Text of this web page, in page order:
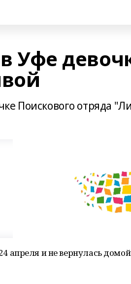
Уфе
Поискового отряда
апреля и не вернулась